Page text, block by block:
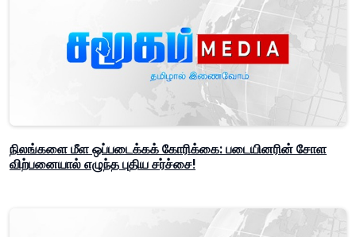
நிலங்களை மீள ஒப்படைக்கக் கோரிக்கை: படையினரின் சோள
விற்பனையால் எழுந்த புதிய சர்ச்சை!